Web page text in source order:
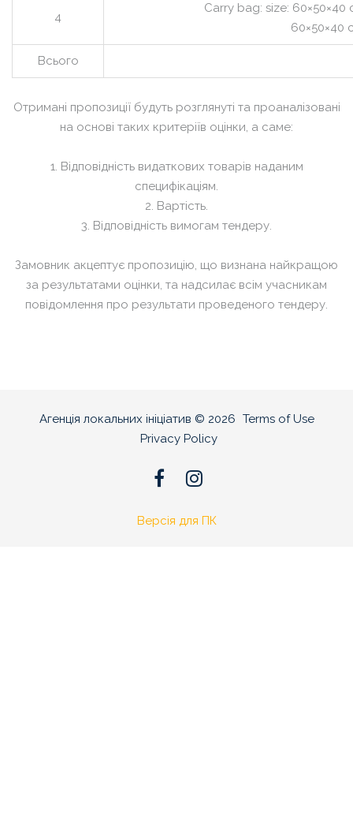
4
Сarry bag: size: 60×50×40
60×50×40
Всього
Отримані пропозиції будуть розглянуті та проаналізовані
на основі таких критеріїв оцінки, а саме:
1. Відповідність видаткових товарів наданим
специфікаціям.
2. Вартість.
3. Відповідність вимогам тендеру.
Замовник акцептує пропозицію, що визнана найкращою
за результатами оцінки, та надсилає всім учасникам
повідомлення про результати проведеного тендеру.
Агенція локальних ініціатив © 2026 Terms of Use
Privacy Policy
Версія для ПК